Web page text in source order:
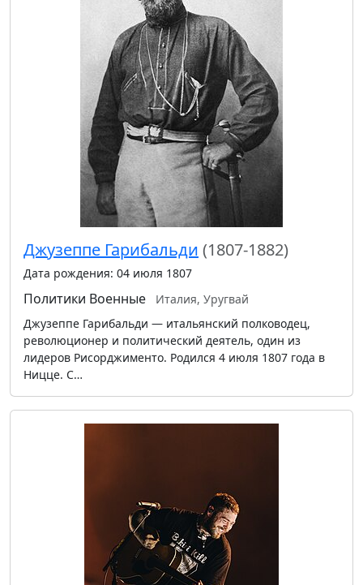
Джузеппе Гарибальди (1807-1882)
Дата рождения: 04 июля 1807
Политики Военные
Италия, Уругвай
Джузеппе Гарибальди — итальянский полководец,
революционер и политический деятель, один из
лидеров Рисорджименто. Родился 4 июля 1807 года в
Ницце. С…